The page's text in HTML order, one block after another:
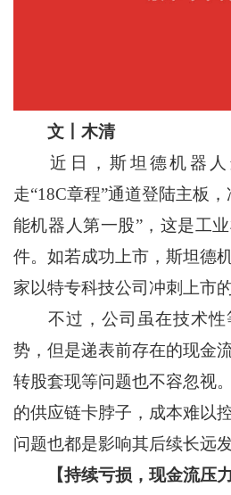
文丨木清
近日，斯坦德机器人
走“18C章程”通道登陆主板
能机器人第一股”，这是工
件。如若成功上市，斯坦德
家以特专科技公司冲刺上市的
不过，公司虽在技术性
势，但是递表前存在的现金
转股套现等问题也不容忽视
的供应链卡脖子，成本难以
问题也都是影响其后续长远
【持续亏损，现金流压